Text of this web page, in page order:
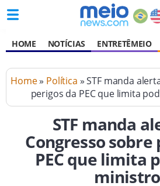
HOME NOTÍCIAS ENTRETÊMEIO
Home» Política » STF manda
perigos da PEC que limita
STF manda
Congresso sobre
PEC que limita